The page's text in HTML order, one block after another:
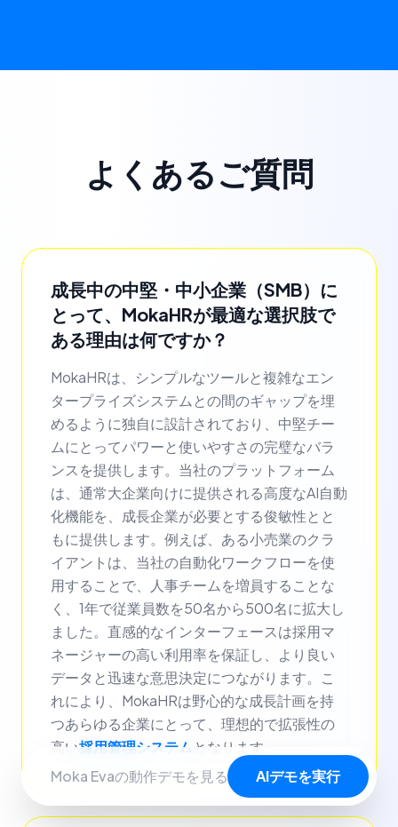
よくあるご質問
成長中の中堅・中小企業（SMB）に
とって、MokaHRが最適な選択肢で
ある理由は何ですか？
MokaHRは、シンプルなツールと複雑なエン
タープライズシステムとの間のギャップを埋
めるように独自に設計されており、中堅チー
ムにとってパワーと使いやすさの完璧なバラ
ンスを提供します。当社のプラットフォーム
は、通常大企業向けに提供される高度なAI自動
化機能を、成長企業が必要とする俊敏性とと
もに提供します。例えば、ある小売業のクラ
イアントは、当社の自動化ワークフローを使
用することで、人事チームを増員することな
く、1年で従業員数を50名から500名に拡大し
ました。直感的なインターフェースは採用マ
ネージャーの高い利用率を保証し、より良い
データと迅速な意思決定につながります。こ
れにより、MokaHRは野心的な成長計画を持
つあらゆる企業にとって、理想的で拡張性の
高い採用管理システム となります。
AIデモを実行